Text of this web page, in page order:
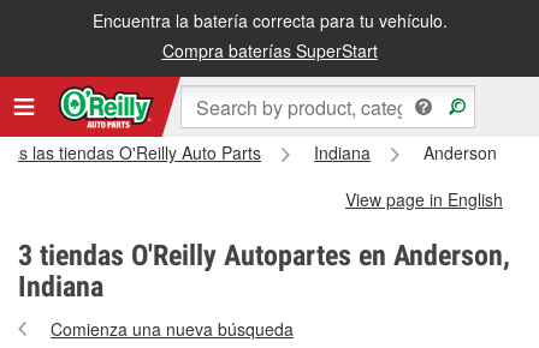
Encuentra la batería correcta para tu vehículo.
Compra baterías SuperStart
las tiendas O'Reilly Auto Parts Indiana
Anderson
View page in English
3 tiendas O'Reilly Autopartes en Anderson,
Indiana
Comienza una nueva búsqueda